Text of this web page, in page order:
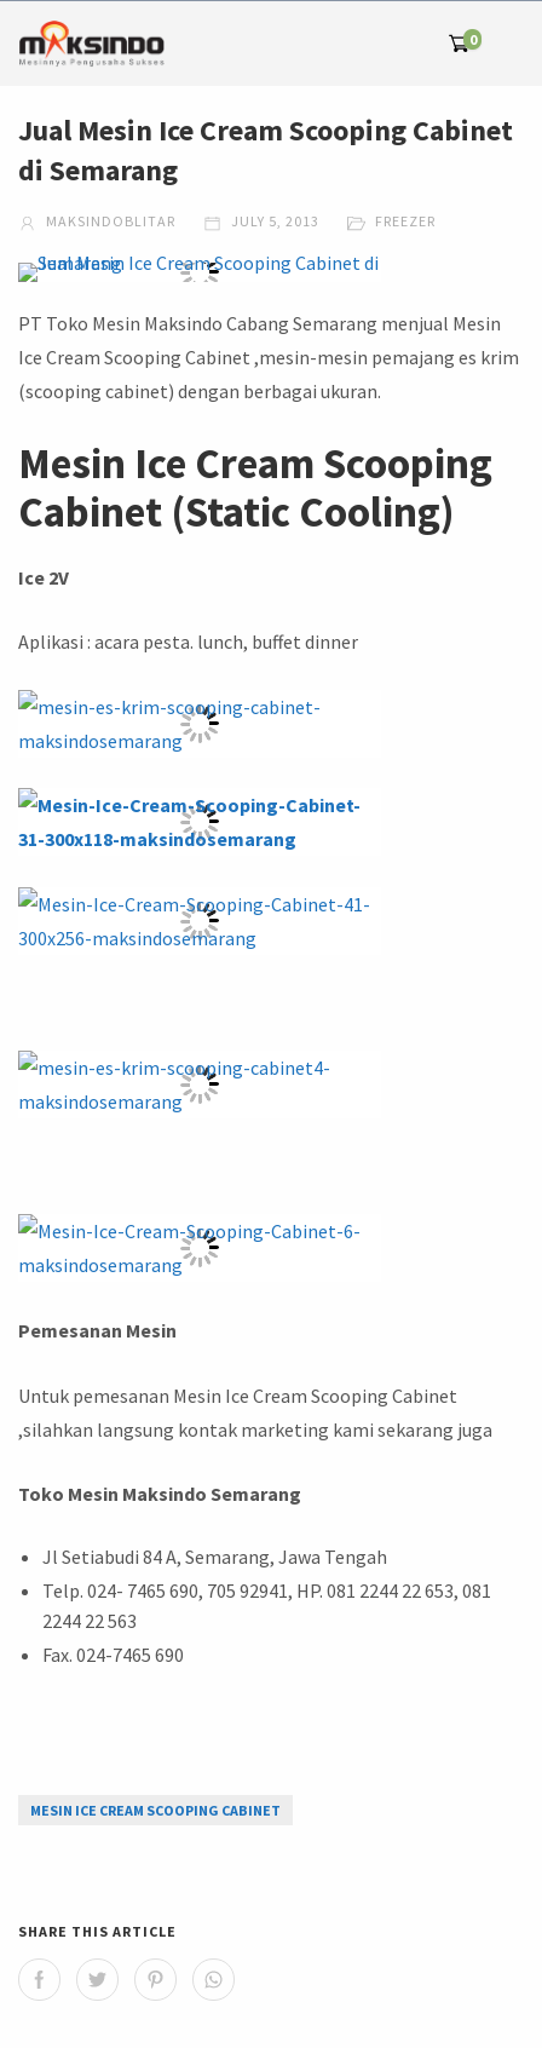
0
Jual Mesin Ice Cream Scooping Cabinet
di Semarang
MAKSINDOBLITAR JULY 5, 2013 FREEZER
PT Toko Mesin Maksindo Cabang Semarang menjual Mesin
Ice Cream Scooping Cabinet ,mesin-mesin pemajang es krim
(scooping cabinet) dengan berbagai ukuran.
Mesin Ice Cream Scooping
Cabinet (Static Cooling)
Ice 2V
Aplikasi : acara pesta. lunch, buffet dinner
Pemesanan Mesin
Untuk pemesanan Mesin Ice Cream Scooping Cabinet
,silahkan langsung kontak marketing kami sekarang juga
Toko Mesin Maksindo Semarang
Jl Setiabudi 84 A, Semarang, Jawa Tengah
Telp. 024- 7465 690, 705 92941, HP. 081 2244 22 653, 081
2244 22 563
Fax. 024-7465 690
MESIN ICE CREAM SCOOPING CABINET
SHARE THIS ARTICLE